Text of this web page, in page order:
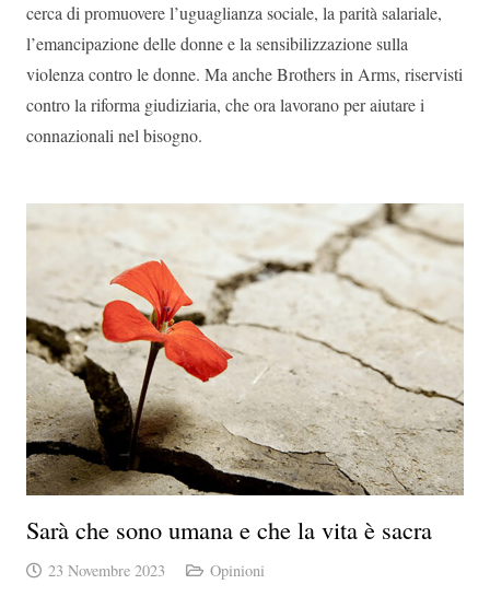
cerca di promuovere l’uguaglianza sociale, la parità salariale,
l’emancipazione delle donne e la sensibilizzazione sulla
violenza contro le donne. Ma anche Brothers in Arms, riservisti
contro la riforma giudiziaria, che ora lavorano per aiutare i
connazionali nel bisogno.
Sarà che sono umana e che la vita è sacra
23 Novembre 2023 Opinioni